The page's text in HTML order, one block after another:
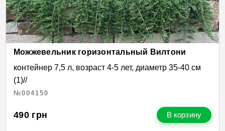
Можжевельник горизонтальный Вилтони
контейнер 7,5 л, возраст 4-5 лет, диаметр 35-40 см
(1)//
№004150
490 грн В корзину